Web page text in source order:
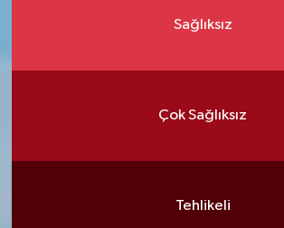
Sağlıksız
Çok Sağlıksız
Tehlikeli